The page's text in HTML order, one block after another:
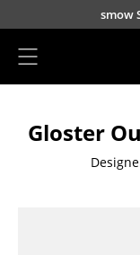
Direkt zumsmow
Sitzmöbel
Gloster